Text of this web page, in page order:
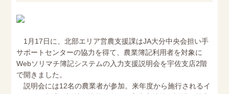
1月17日に、北部エリア営農支援課はJA大分中央会担い手
サポートセンターの協力を得て、農業簿記利用者を対象に
Webソリマチ簿記システムの入力支援説明会を宇佐支店2階
で開きました。
説明会には12名の農業者が参加。来年度から施行されるイ